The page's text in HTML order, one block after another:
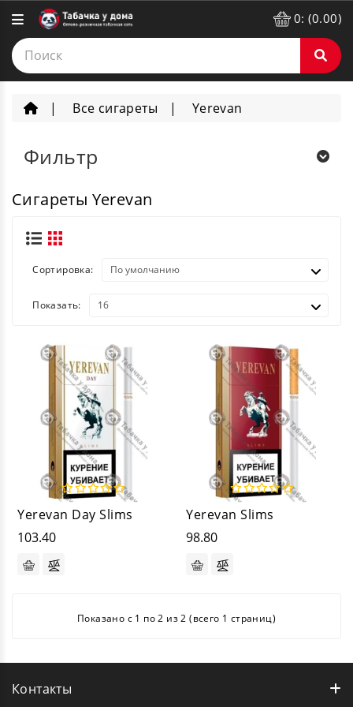
0: (0.00)
Все сигареты Yerevan
Фильтр
Сигареты Yerevan
Сортировка:
Показать:
Yerevan Day Slims
103.40
Yerevan Slims
98.80
Показано с 1 по 2 из 2 (всего 1 страниц)
Контакты